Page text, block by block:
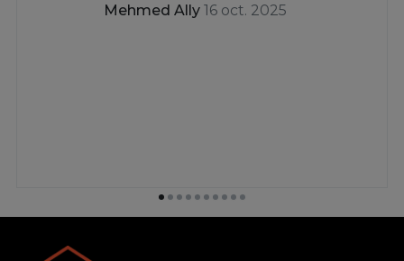
Mehmed Ally 16 oct. 2025